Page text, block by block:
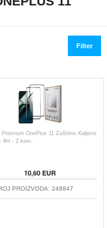
Filter
Premium OnePlus 11 Zaštitno Kaljeno
9H - 2 kom.
10,60EUR
PROIZVODA: 248847